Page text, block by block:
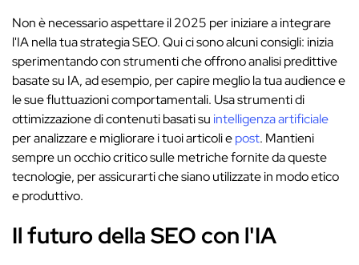
Non è necessario aspettare il 2025 per iniziare a integrare
l'IA nella tua strategia SEO. Qui ci sono alcuni consigli: inizia
sperimentando con strumenti che offrono analisi predittive
basate su IA, ad esempio, per capire meglio la tua audience e
le sue fluttuazioni comportamentali. Usa strumenti di
ottimizzazione di contenuti basati su intelligenza artificiale
per analizzare e migliorare i tuoi articoli epost. Mantieni
sempre un occhio critico sulle metriche fornite da queste
tecnologie, per assicurarti che siano utilizzate in modo etico
e produttivo.
Il futuro della SEO con l'IA